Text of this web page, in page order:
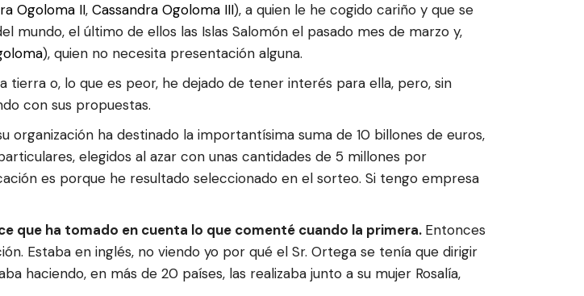
Ogoloma II, Cassandra Ogoloma III), a quien le he cogido cariño y que se
mundo, el último de ellos las Islas Salomón el pasado mes de marzo y,
), quien no necesita presentación alguna.
tierra o, lo que es peor, he dejado de tener interés para ella, pero, sin
con sus propuestas.
ha destinado la importantísima suma de 10 billones de euros,
elegidos al azar con unas cantidades de 5 millones por
es porque he resultado seleccionado en el sorteo. Si tengo empresa
que ha tomado en cuenta lo que comenté cuando la primera. Entonces
Estaba en inglés, no viendo yo por qué el Sr. Ortega se tenía que dirigir
haciendo, en más de 20 países, las realizaba junto a su mujer Rosalía,